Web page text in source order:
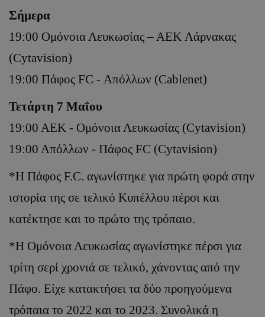
Σήμερα
19:00 Ομόνοια Λευκωσίας – ΑΕΚ Λάρνακας
(Cytavision)
19:00 Πάφος FC - Απόλλων (Cablenet)
Τετάρτη 7 Μαΐου
19:00 ΑΕΚ - Ομόνοια Λευκωσίας (Cytavision)
19:00 Απόλλων - Πάφος FC (Cytavision)
*Η Πάφος F.C. αγωνίστηκε για πρώτη φορά στην
ιστορία της σε τελικό Κυπέλλου πέρσι και
κατέκτησε και το πρώτο της τρόπαιο.
*Η Ομόνοια Λευκωσίας αγωνίστηκε πέρσι για
τρίτη σερί χρονιά σε τελικό, χάνοντας από την
Πάφο. Είχε κατακτήσει τα δύο προηγούμενα
τρόπαια το 2022 και το 2023. Συνολικά η